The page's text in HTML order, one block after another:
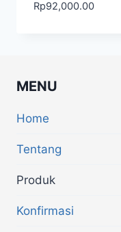
Rp92,000.00
MENU
Home
Tentang
Produk
Konfirmasi